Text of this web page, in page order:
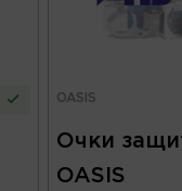
OASIS
Очки
OASIS